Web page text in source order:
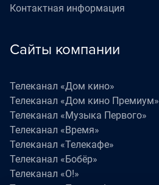
Контактная информация
Сайты компании
Телеканал «Дом кино»
Телеканал «Дом кино Премиум»
Телеканал «Музыка Первого»
Телеканал «Время»
Телеканал «Телекафе»
Телеканал «Бобёр»
Телеканал «О!»